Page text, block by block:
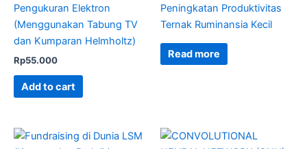
Pengukuran Elektron
(Menggunakan Tabung TV
dan Kumparan Helmholtz)
Rp55.000
Add to cart
Peningkatan Produktivitas
Ternak Ruminansia Kecil
Read more